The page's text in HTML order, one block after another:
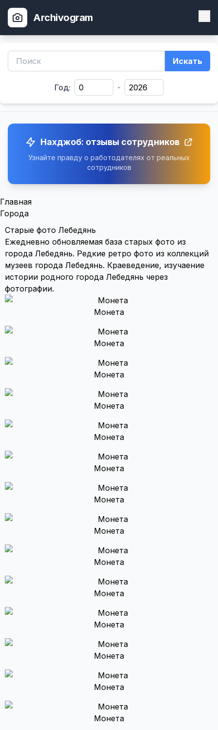
Archivogram
Искать
Год: -
Нахджоб: отзывы сотрудников
Узнайте правду о работодателях от реальных
сотрудников
Главная
Города
Старые фото Лебедянь
Ежедневно обновляемая база старых фото из
города Лебедянь. Редкие ретро фото из коллекций
музеев города Лебедянь. Краеведение, изучаение
истории родного города Лебедянь через
фотографии.
Монета
Монета
Монета
Монета
Монета
Монета
Монета
Монета
Монета
Монета
Монета
Монета
Монета
Монета